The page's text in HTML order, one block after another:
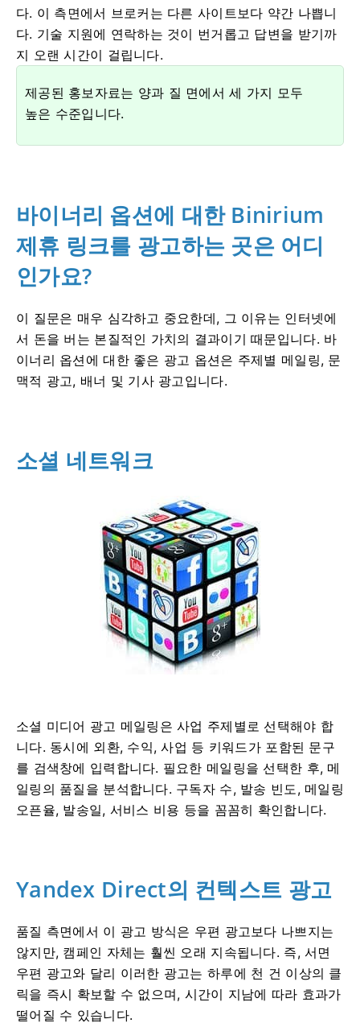
다. 이 측면에서 브로커는 다른 사이트보다 약간 나쁩니
다. 기술 지원에 연락하는 것이 번거롭고 답변을 받기까
지 오랜 시간이 걸립니다.
제공된 홍보자료는 양과 질 면에서 세 가지 모두
높은 수준입니다.
바이너리 옵션에 대한 Binirium
제휴 링크를 광고하는 곳은 어디
인가요?
이 질문은 매우 심각하고 중요한데, 그 이유는 인터넷에
서 돈을 버는 본질적인 가치의 결과이기 때문입니다. 바
이너리 옵션에 대한 좋은 광고 옵션은 주제별 메일링, 문
맥적 광고, 배너 및 기사 광고입니다.
소셜 네트워크
소셜 미디어 광고 메일링은 사업 주제별로 선택해야 합
니다. 동시에 외환, 수익, 사업 등 키워드가 포함된 문구
를 검색창에 입력합니다. 필요한 메일링을 선택한 후, 메
일링의 품질을 분석합니다. 구독자 수, 발송 빈도, 메일링
오픈율, 발송일, 서비스 비용 등을 꼼꼼히 확인합니다.
Yandex Direct의 컨텍스트 광고
품질 측면에서 이 광고 방식은 우편 광고보다 나쁘지는
않지만, 캠페인 자체는 훨씬 오래 지속됩니다. 즉, 서면
우편 광고와 달리 이러한 광고는 하루에 천 건 이상의 클
릭을 즉시 확보할 수 없으며, 시간이 지남에 따라 효과가
떨어질 수 있습니다.